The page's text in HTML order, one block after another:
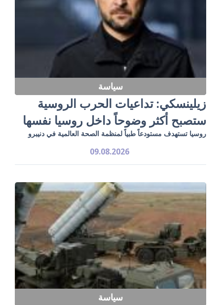
سياسة
زيلينسكي: تداعيات الحرب الروسية
ستصبح أكثر وضوحاً داخل روسيا نفسها
روسيا تستهدف مستودعاً طبياً لمنظمة الصحة العالمية في دنيبرو
09.08.2026
سياسة